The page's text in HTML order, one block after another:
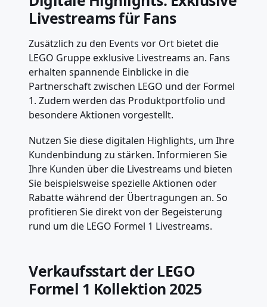
Livestreams für Fans
Zusätzlich zu den Events vor Ort bietet die
LEGO Gruppe exklusive Livestreams an. Fans
erhalten spannende Einblicke in die
Partnerschaft zwischen LEGO und der Formel
1. Zudem werden das Produktportfolio und
besondere Aktionen vorgestellt.
Nutzen Sie diese digitalen Highlights, um Ihre
Kundenbindung zu stärken. Informieren Sie
Ihre Kunden über die Livestreams und bieten
Sie beispielsweise spezielle Aktionen oder
Rabatte während der Übertragungen an. So
profitieren Sie direkt von der Begeisterung
rund um die LEGO Formel 1 Livestreams.
Verkaufsstart der LEGO
Formel 1 Kollektion 2025